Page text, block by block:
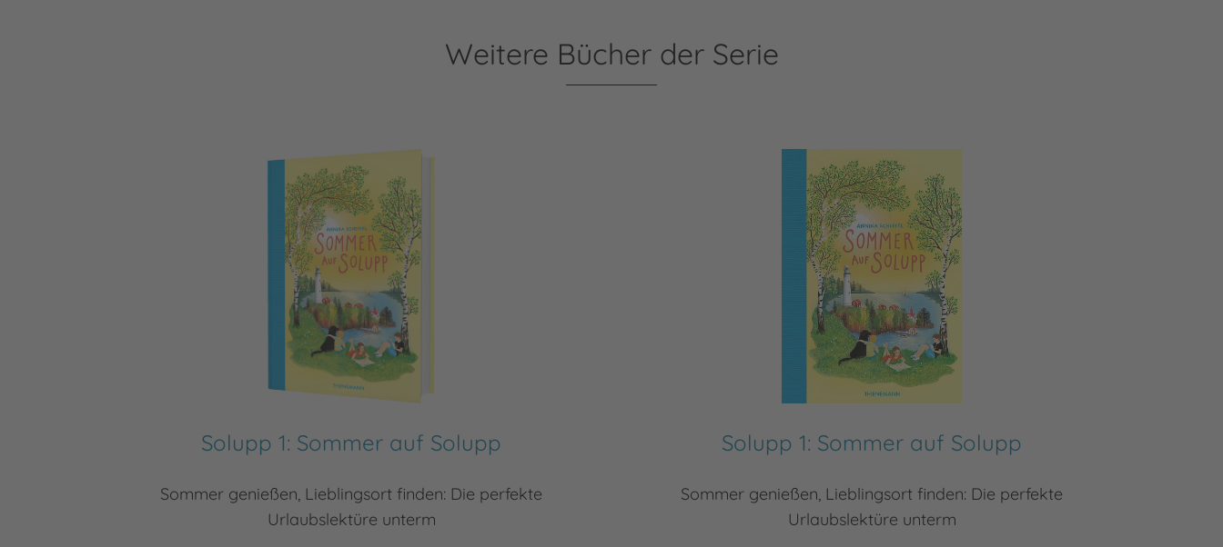
Weitere Bücher der Serie
Solupp 1: Sommer auf Solupp
Sommer genießen, Lieblingsort finden: Die perfekte
Urlaubslektüre unterm
Solupp 1: Sommer auf Solupp
Sommer genießen, Lieblingsort finden: Die perfekte
Urlaubslektüre unterm